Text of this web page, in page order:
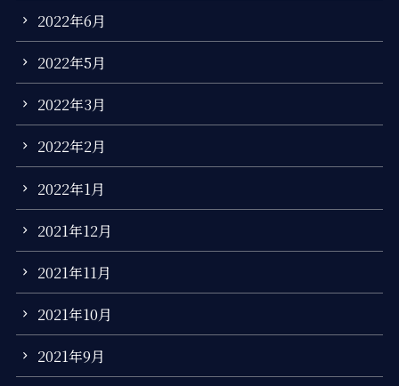
2022年6月
2022年5月
2022年3月
2022年2月
2022年1月
2021年12月
2021年11月
2021年10月
2021年9月